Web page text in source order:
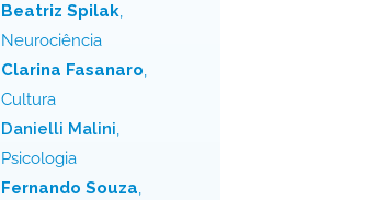
Beatriz Spilak,
Neurociência
Clarina Fasanaro,
Cultura
Danielli Malini,
Psicologia
Fernando Souza,